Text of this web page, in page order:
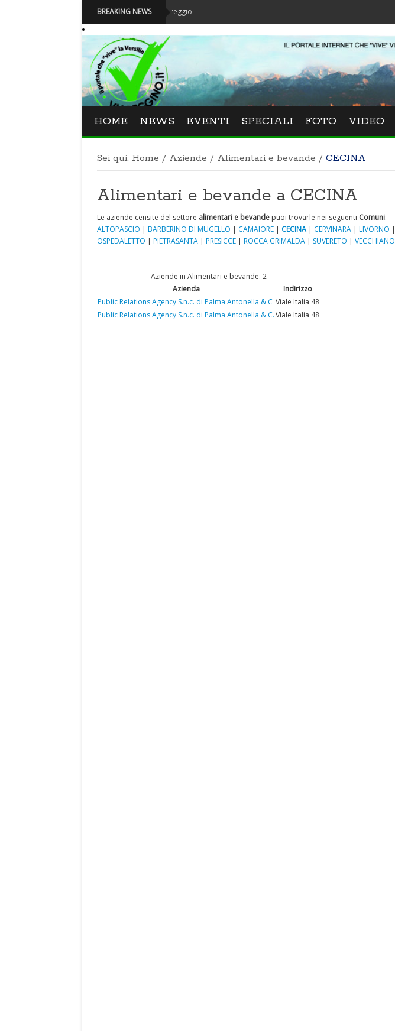
BREAKING NEWS
la nuova Fondazione Carnevale di Viareggio
HOME NEWS EVENTI SPECIALI FOTO VIDEO
Sei qui: Home / Aziende / Alimentari e bevande / CECINA
Alimentari e bevande a CECINA
Le aziende censite del settore alimentari e bevande puoi trovarle nei seguenti Comuni:
ALTOPASCIO | BARBERINO DI MUGELLO | CAMAIORE | CECINA | CERVINARA | LIVORNO |
OSPEDALETTO | PIETRASANTA | PRESICCE | ROCCA GRIMALDA | SUVERETO | VECCHIANO
Aziende in Alimentari e bevande: 2
Azienda
Indirizzo
Public Relations Agency S.n.c. di Palma Antonella & C Viale Italia 48
Public Relations Agency S.n.c. di Palma Antonella & C.Viale Italia 48